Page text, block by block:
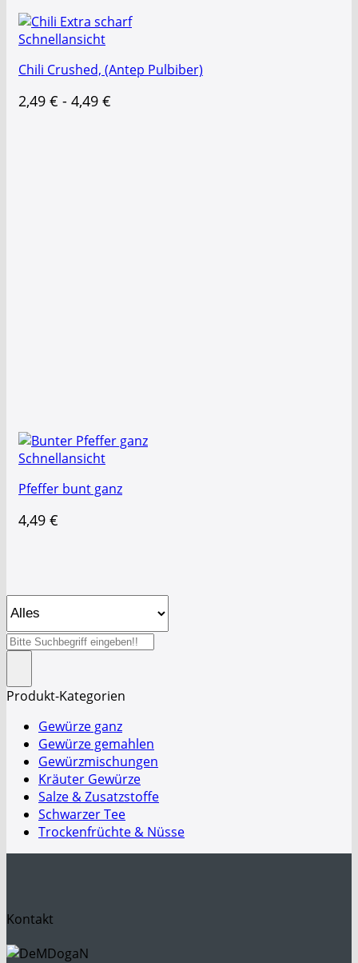
Schnellansicht
Chili Crushed, (Antep Pulbiber)
2,49 € - 4,49 €
Schnellansicht
Pfeffer bunt ganz
4,49 €
Suche
nach:
Produkt-Kategorien
Gewürze ganz
Gewürze gemahlen
Gewürzmischungen
Kräuter Gewürze
Salze & Zusatzstoffe
Schwarzer Tee
Trockenfrüchte & Nüsse
Kontakt